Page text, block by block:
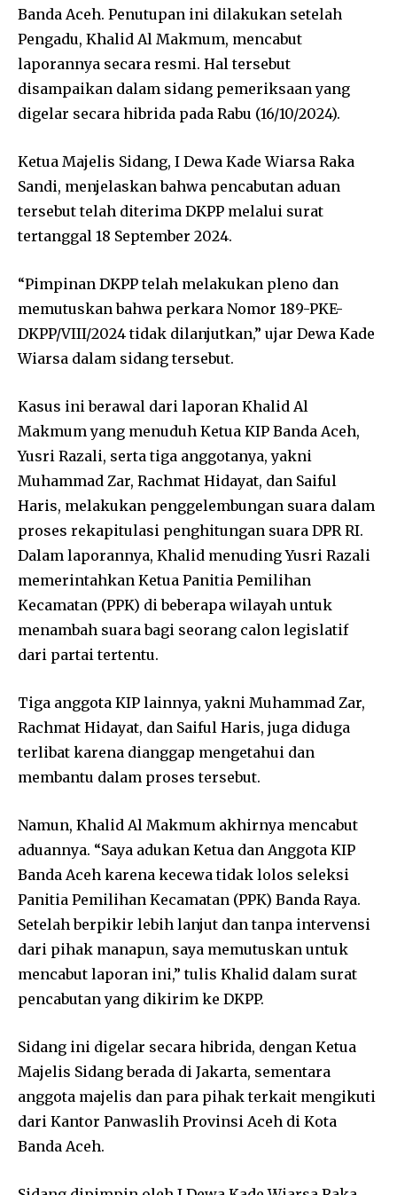
Banda Aceh. Penutupan ini dilakukan setelah
Pengadu, Khalid Al Makmum, mencabut
laporannya secara resmi. Hal tersebut
disampaikan dalam sidang pemeriksaan yang
digelar secara hibrida pada Rabu (16/10/2024).
Ketua Majelis Sidang, I Dewa Kade Wiarsa Raka
Sandi, menjelaskan bahwa pencabutan aduan
tersebut telah diterima DKPP melalui surat
tertanggal 18 September 2024.
“Pimpinan DKPP telah melakukan pleno dan
memutuskan bahwa perkara Nomor 189-PKE-
DKPP/VIII/2024 tidak dilanjutkan,” ujar Dewa Kade
Wiarsa dalam sidang tersebut.
Kasus ini berawal dari laporan Khalid Al
Makmum yang menuduh Ketua KIP Banda Aceh,
Yusri Razali, serta tiga anggotanya, yakni
Muhammad Zar, Rachmat Hidayat, dan Saiful
Haris, melakukan penggelembungan suara dalam
proses rekapitulasi penghitungan suara DPR RI.
Dalam laporannya, Khalid menuding Yusri Razali
memerintahkan Ketua Panitia Pemilihan
Kecamatan (PPK) di beberapa wilayah untuk
menambah suara bagi seorang calon legislatif
dari partai tertentu.
Tiga anggota KIP lainnya, yakni Muhammad Zar,
Rachmat Hidayat, dan Saiful Haris, juga diduga
terlibat karena dianggap mengetahui dan
membantu dalam proses tersebut.
Namun, Khalid Al Makmum akhirnya mencabut
aduannya. “Saya adukan Ketua dan Anggota KIP
Banda Aceh karena kecewa tidak lolos seleksi
Panitia Pemilihan Kecamatan (PPK) Banda Raya.
Setelah berpikir lebih lanjut dan tanpa intervensi
dari pihak manapun, saya memutuskan untuk
mencabut laporan ini,” tulis Khalid dalam surat
pencabutan yang dikirim ke DKPP.
Sidang ini digelar secara hibrida, dengan Ketua
Majelis Sidang berada di Jakarta, sementara
anggota majelis dan para pihak terkait mengikuti
dari Kantor Panwaslih Provinsi Aceh di Kota
Banda Aceh.